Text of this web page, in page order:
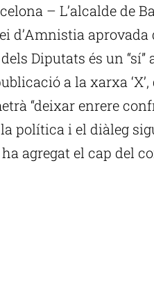
– L’alcalde de
d’Amnistia
Diputats és un
a la xarxa
“deixar enrere
política i el diàleg
ha agregat el cap del